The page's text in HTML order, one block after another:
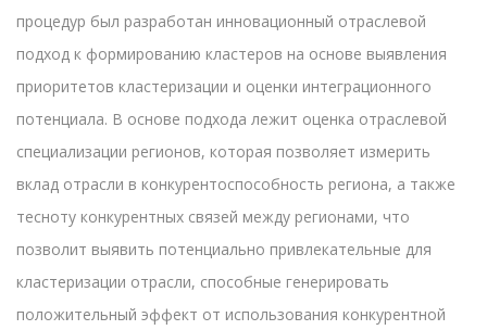
процедур был разработан инновационный отраслевой
подход к формированию кластеров на основе выявления
приоритетов кластеризации и оценки интеграционного
потенциала. В основе подхода лежит оценка отраслевой
специализации регионов, которая позволяет измерить
вклад отрасли в конкурентоспособность региона, а также
тесноту конкурентных связей между регионами, что
позволит выявить потенциально привлекательные для
кластеризации отрасли, способные генерировать
положительный эффект от использования конкурентной